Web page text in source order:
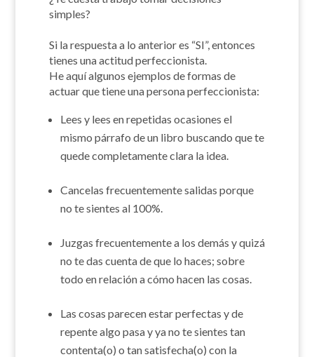
simples?
Si la respuesta a lo anterior es “SI”, entonces
tienes una actitud perfeccionista.
He aquí algunos ejemplos de formas de
actuar que tiene una persona perfeccionista:
Lees y lees en repetidas ocasiones el
mismo párrafo de un libro buscando que te
quede completamente clara la idea.
Cancelas frecuentemente salidas porque
no te sientes al 100%.
Juzgas frecuentemente a los demás y quizá
no te das cuenta de que lo haces; sobre
todo en relación a cómo hacen las cosas.
Las cosas parecen estar perfectas y de
repente algo pasa y ya no te sientes tan
contenta(o) o tan satisfecha(o) con la